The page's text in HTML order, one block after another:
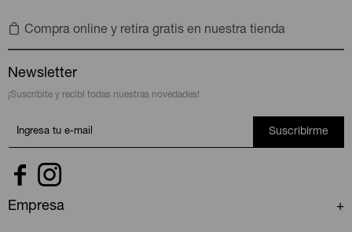
Compra online y retira gratis en nuestra tienda
Newsletter
¡Suscribite y recibí todas nuestras novedades!
Suscribirme
 
Empresa